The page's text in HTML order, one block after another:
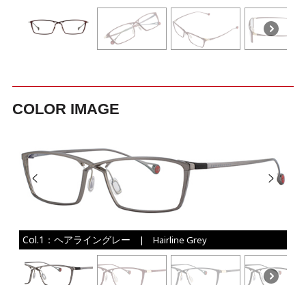
COLOR IMAGE
Col.1：ヘアライングレー | Hairline Grey